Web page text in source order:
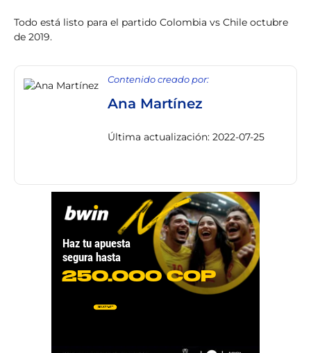
Todo está listo para el partido Colombia vs Chile octubre
de 2019.
Contenido creado por:
Ana Martínez
Última actualización: 2022-07-25